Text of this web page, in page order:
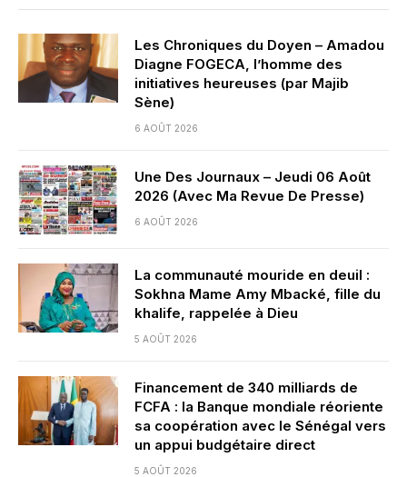
Les Chroniques du Doyen – Amadou
Diagne FOGECA, l’homme des
initiatives heureuses (par Majib
Sène)
6 AOÛT 2026
Une Des Journaux – Jeudi 06 Août
2026 (Avec Ma Revue De Presse)
6 AOÛT 2026
La communauté mouride en deuil :
Sokhna Mame Amy Mbacké, fille du
khalife, rappelée à Dieu
5 AOÛT 2026
Financement de 340 milliards de
FCFA : la Banque mondiale réoriente
sa coopération avec le Sénégal vers
un appui budgétaire direct
5 AOÛT 2026